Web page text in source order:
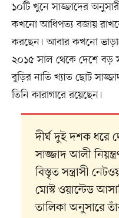
১০টি খুনে সাজ্জাদের
কখনো আধিপত্য বজায়
করছেন। আবার কখনো
২০১৫ সাল থেকে দেশে বড়
বুড়ির নাতি খ্যাত ছোট
তিনি কারাগারে রয়েছেন।
দীর্ঘ দুই দশক ধরে
সাজ্জাদ আলী
বিস্তৃত সন্ত্রাসী
মোস্ট ওয়ান্টেড
তালিকা অনুসারে